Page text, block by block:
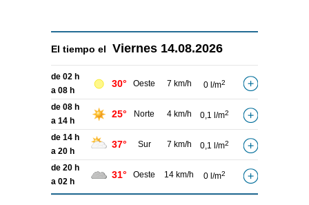
El tiempo el Viernes 14.08.2026
de 02 h
a 08 h
30° Oeste 7 km/h 0 l/m2
de 08 h
a 14 h
25° Norte 4 km/h 0,1 l/m2
de 14 h
a 20 h
37° Sur 7 km/h 0,1 l/m2
de 20 h
a 02 h
31° Oeste 14 km/h 0 l/m2